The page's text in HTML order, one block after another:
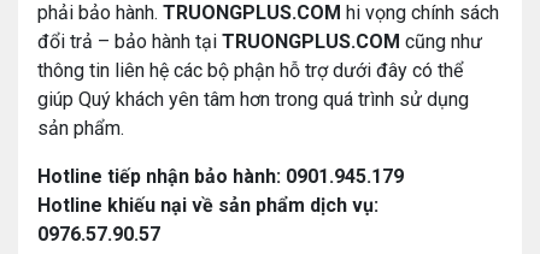
phải bảo hành. TRUONGPLUS.COM hi vọng chính sách
đổi trả – bảo hành tại TRUONGPLUS.COM cũng như
thông tin liên hệ các bộ phận hỗ trợ dưới đây có thể
giúp Quý khách yên tâm hơn trong quá trình sử dụng
sản phẩm.
Hotline tiếp nhận bảo hành: 0901.945.179
Hotline khiếu nại về sản phẩm dịch vụ:
0976.57.90.57